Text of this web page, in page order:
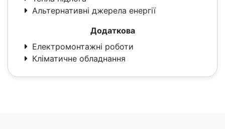
Альтернативні джерела енергії
Додаткова
Електромонтажні роботи
Кліматичне обладнання